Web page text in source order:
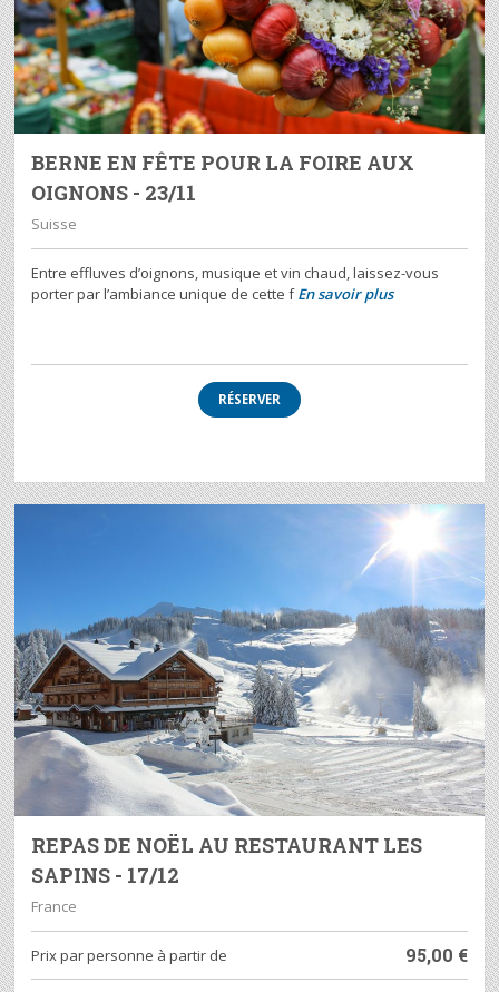
BERNE EN FÊTE POUR LA FOIRE AUX
OIGNONS - 23/11
Suisse
Entre effluves d’oignons, musique et vin chaud, laissez-vous
porter par l’ambiance unique de cette fEn savoir plus
RÉSERVER
REPAS DE NOËL AU RESTAURANT LES
SAPINS - 17/12
France
Prix ​​par personne à partir de 95,00 €